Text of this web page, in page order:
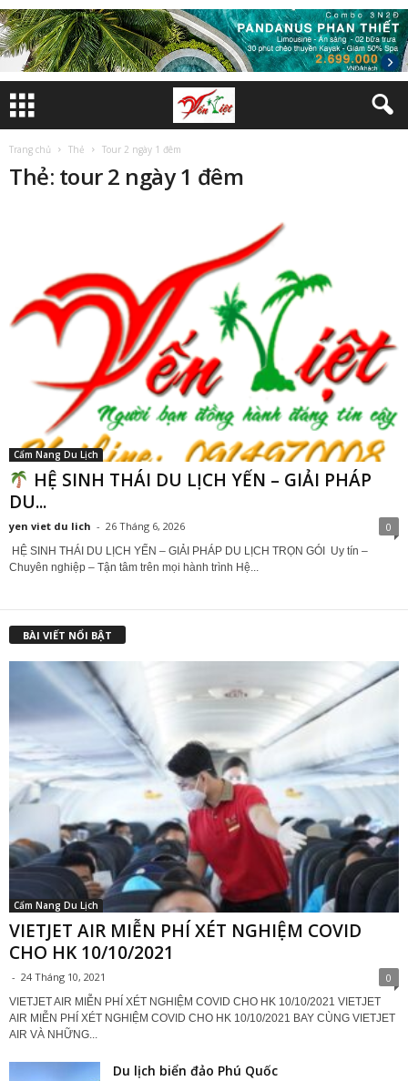
Trang chủ Thẻ Tour 2 ngày 1 đêm
Thẻ: tour 2 ngày 1 đêm
Cẩm Nang Du Lịch
HỆ SINH THÁI DU LỊCH YẾN – GIẢI PHÁP
DU...
yen viet du lich - 26 Tháng 6, 2026 0
HỆ SINH THÁI DU LỊCH YẾN – GIẢI PHÁP DU LỊCH TRỌN GÓI Uy tín –
Chuyên nghiệp – Tận tâm trên mọi hành trình Hệ...
BÀI VIẾT NỔI BẬT
Cẩm Nang Du Lịch
VIETJET AIR MIỄN PHÍ XÉT NGHIỆM COVID
CHO HK 10/10/2021
- 24 Tháng 10, 2021 0
VIETJET AIR MIỄN PHÍ XÉT NGHIỆM COVID CHO HK 10/10/2021 VIETJET
AIR MIỄN PHÍ XÉT NGHIỆM COVID CHO HK 10/10/2021 BAY CÙNG VIETJET
AIR VÀ NHỮNG...
Du lịch biển đảo Phú Quốc